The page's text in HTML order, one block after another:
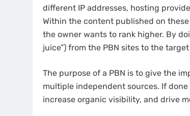
different IP addresses, hosting
Within the content published on
the owner wants to rank higher. By
juice”) from the PBN sites to the
The purpose of a PBN is to give the
multiple independent sources. If
increase organic visibility, and drive